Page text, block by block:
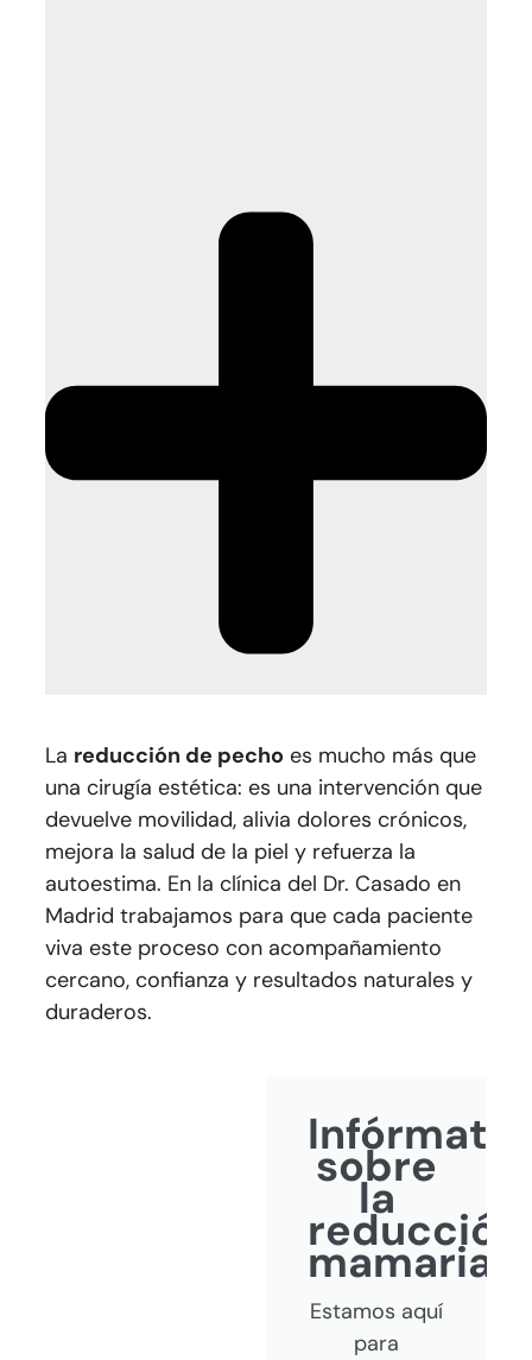
La reducción de pecho es mucho más que
una cirugía estética: es una intervención que
devuelve movilidad, alivia dolores crónicos,
mejora la salud de la piel y refuerza la
autoestima. En la clínica del Dr. Casado en
Madrid trabajamos para que cada paciente
viva este proceso con acompañamiento
cercano, confianza y resultados naturales y
duraderos.
Infórmate
sobre
la
reducción
mamaria
Estamos aquí
para